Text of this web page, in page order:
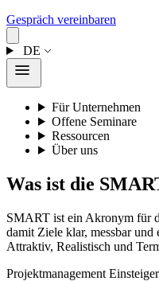
Gespräch vereinbaren
DE
Für Unternehmen
Offene Seminare
Ressourcen
Über uns
Was ist die
SMART ist ein Akronym für
damit Ziele klar, messbar und
Attraktiv, Realistisch und
Projektmanagement Einsteiger